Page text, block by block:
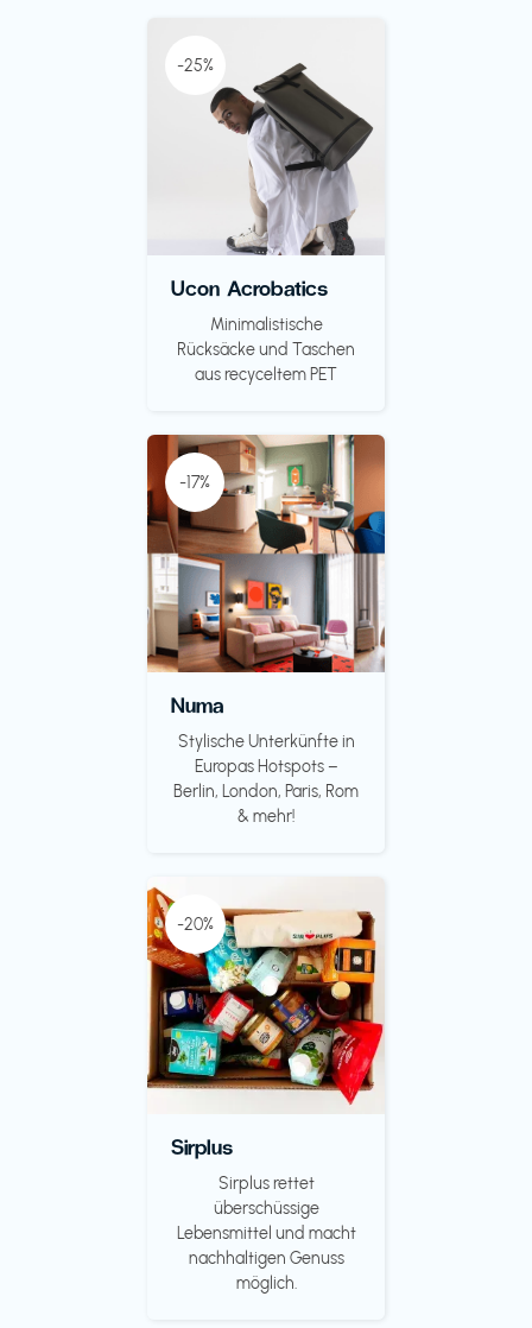
-25%
Ucon Acrobatics
Minimalistische
Rücksäcke und Taschen
aus recyceltem PET
-17%
Numa
Stylische Unterkünfte in
Europas Hotspots –
Berlin, London, Paris, Rom
& mehr!
-20%
Sirplus
Sirplus rettet
überschüssige
Lebensmittel und macht
nachhaltigen Genuss
möglich.